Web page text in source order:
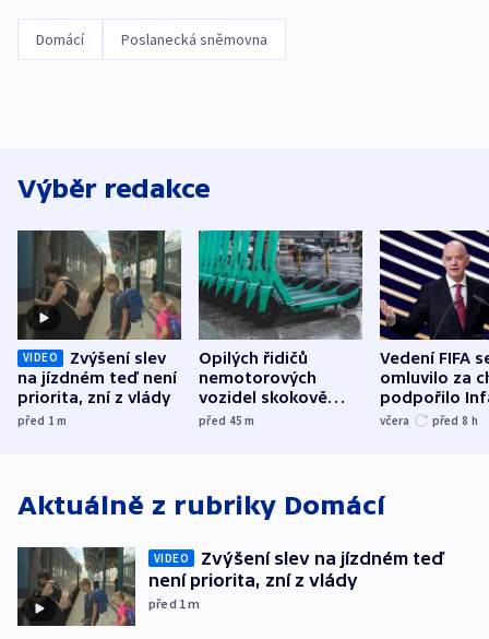
Domácí Poslanecká sněmovna
Výběr redakce
VIDEO
Zvýšení slev
na jízdném teď není
priorita, zní z vlády
před 1m
Opilých řidičů
nemotorových
vozidel skokově
přibylo, nejvíc ve
před 45m
Vedení FIFA
omluvilo za
podpořilo
UEFA trvá na
včera před 8 h
Aktuálně z rubriky Domácí
VIDEO
Zvýšení slev na jízdném teď
není priorita, zní z vlády
před 1m